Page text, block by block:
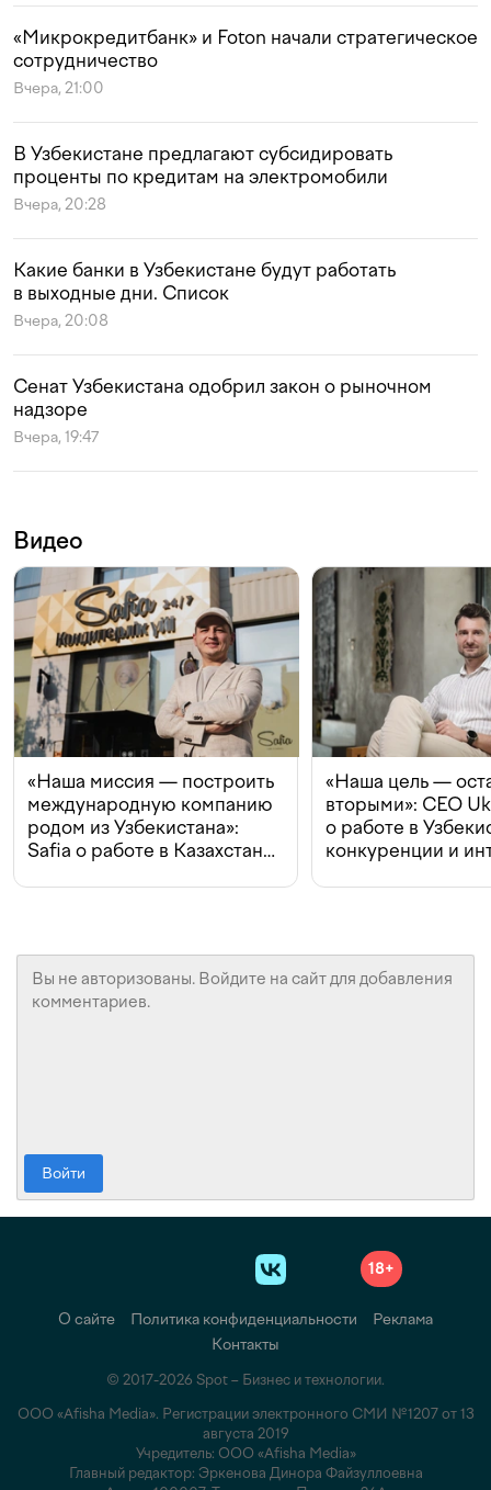
«Микрокредитбанк» и Foton начали стратегическое
сотрудничество
Вчера, 21:00
В Узбекистане предлагают субсидировать
проценты по кредитам на электромобили
Вчера, 20:28
Какие банки в Узбекистане будут работать
в выходные дни. Список
Вчера, 20:08
Сенат Узбекистана одобрил закон о рыночном
надзоре
Вчера, 19:47
Видео
«Наша миссия — построить
международную компанию
родом из Узбекистана»:
Safia о работе в Казахстане,
«Наша цель —
вторыми»: CEO
о работе в
конкуренции и
Войти
18+
О сайте Политика конфиденциальности
Реклама
Контакты
© 2017-2026 Spot – Бизнес и технологии.
ООО «Afisha Media». Регистрации электронного СМИ №1207 от 13
августа 2019
Учредитель: ООО «Afisha Media»
Главный редактор: Эркенова Динора Файзуллоевна